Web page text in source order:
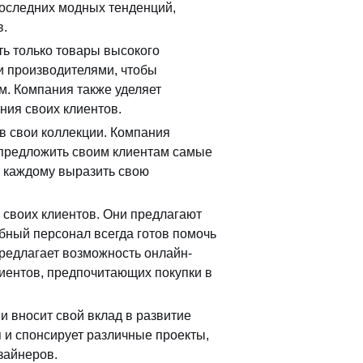
модных тенденций,
только товары высокого
производителями, чтобы
Компания также уделяет
своих клиентов.
свои коллекции. Компания
своим клиентам самые
выразить свою
клиентов. Они предлагают
персонал всегда готов помочь
возможность онлайн-
предпочитающих покупки в
вносит свой вклад в развитие
спонсирует различные проекты,